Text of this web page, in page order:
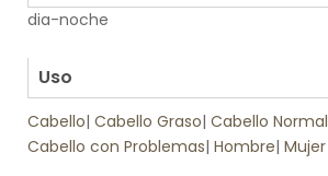
dia-noche
Uso
Cabello| Cabello Graso| Cabello Normal
Cabello con Problemas| Hombre| Mujer